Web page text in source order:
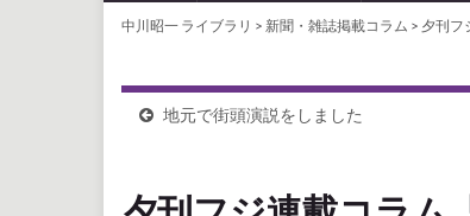
中川昭一 ライブラリ > 新聞・雑誌掲載コラム > 夕刊フ
地元で街頭演説をしました